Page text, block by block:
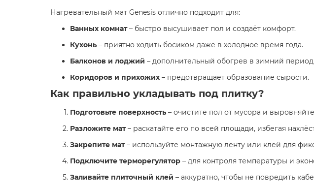
Нагревательный мат Genesis отлично подходит для:
Ванных комнат– быстро высушивает пол и создаёт комфорт.
Кухонь – приятно ходить босиком даже в холодное время года.
Балконов и лоджий – дополнительный обогрев в зимний период.
Коридоров и прихожих – предотвращает образование сырости.
Как правильно укладывать под плитку?
Подготовьте поверхность – очистите пол от мусора и
Разложите мат– раскатайте его по всей площади, избегая
Закрепите мат– используйте монтажную ленту или клей для
Подключите терморегулятор – для контроля температуры и
Заливайте плиточный клей – аккуратно, чтобы не повредить